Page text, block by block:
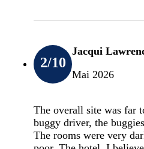
2/10
Jacqui
Mai 2026
The overall site was far
buggy driver, the
The rooms were very